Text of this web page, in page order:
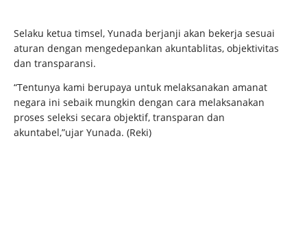
Selaku ketua timsel, Yunada berjanji akan bekerja sesuai
aturan dengan mengedepankan akuntablitas, objektivitas
dan transparansi.
“Tentunya kami berupaya untuk melaksanakan amanat
negara ini sebaik mungkin dengan cara melaksanakan
proses seleksi secara objektif, transparan dan
akuntabel,”ujar Yunada. (Reki)